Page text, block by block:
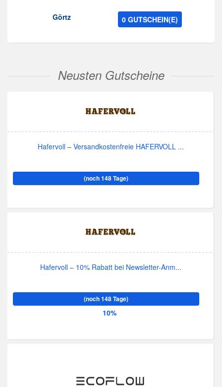
Görtz 0 GUTSCHEIN(E)
Neusten Gutscheine
Hafervoll – Versandkostenfreie HAFERVOLL ...
(noch 148 Tage)
Hafervoll – 10% Rabatt bei Newsletter-Anm...
(noch 148 Tage)
10%